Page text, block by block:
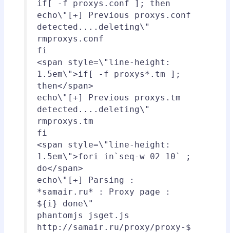
if [ -f proxys.conf ]; then
echo\"[+] Previous proxys.conf
detected....deleting\"
rmproxys.conf
fi
<span style=\"line-height:
1.5em\">if [ -f proxys*.tm ];
then</span>
echo\"[+] Previous proxys.tm
detected....deleting\"
rmproxys.tm
fi
<span style=\"line-height:
1.5em\">fori in` seq-w 02 10` ;
do</span>
echo\"[+] Parsing :
*samair.ru* : Proxy page :
${i} done\"
phantomjs jsget.js
http: //samair .ru/proxy/proxy- $